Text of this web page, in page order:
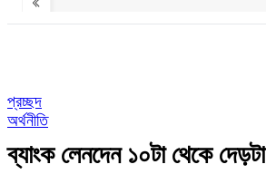
প্রচ্ছদ
অর্থনীতি
ব্যাংক লেনদেন ১০টা থেকে দেড়টা